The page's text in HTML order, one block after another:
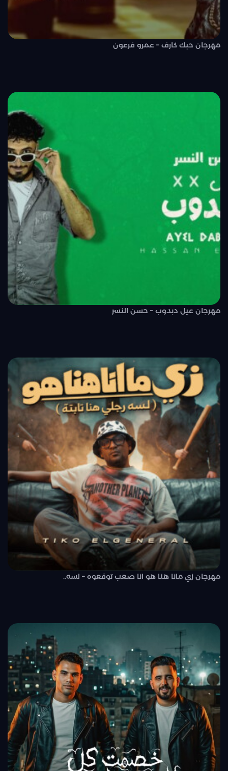
مهرجان حبك كارف – عمرو فرعون
مهرجان عيل دبدوب – حسن النسر
مهرجان زي مانا هنا هو انا صعب توقعوه – لسه..